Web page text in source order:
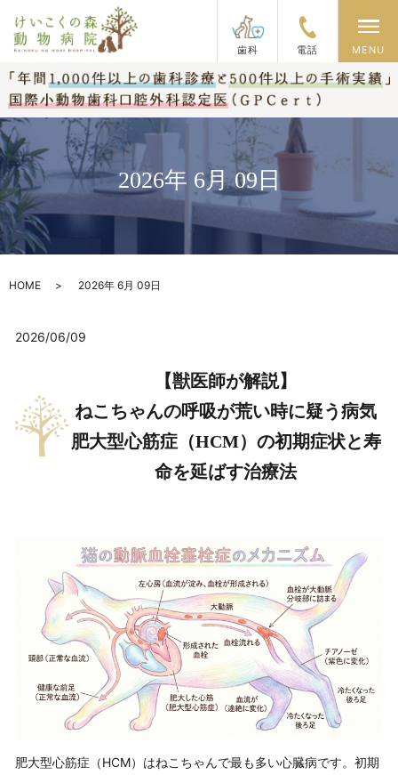
歯科 電話
メ
MENU
2026年 6月 09日
HOME 2026年 6月 09日
2026/06/09
【獣医師が解説】
ねこちゃんの呼吸が荒い時に疑う病気
肥大型心筋症（HCM）の初期症状と寿
命を延ばす治療法
肥大型心筋症（HCM）はねこちゃんで最も多い心臓病です。初期